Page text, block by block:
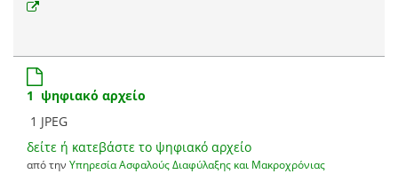
1 ψηφιακό αρχείο
1 JPEG
δείτε ή κατεβάστε το ψηφιακό αρχείο
από την Υπηρεσία Ασφαλούς Διαφύλαξης και Μακροχρόνιας